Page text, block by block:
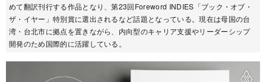
めて翻訳刊行する作品となり、第23回Foreword INDIES「ブック・オブ・
ザ・イヤー」特別賞に選出されるなど話題となっている。現在は母国の台
湾・台北市に拠点を置きながら、内向型のキャリア支援やリーダーシップ
開発のため国際的に活躍している。